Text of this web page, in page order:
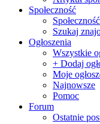
Społeczność
Społeczność
Szukaj
Ogłoszenia
Wszystkie
+ Dodaj
Moje
Najnowsze
Pomoc
Forum
Ostatnie